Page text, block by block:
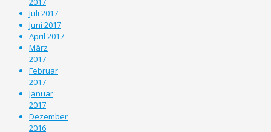
Juli 2017
Juni 2017
April 2017
März
2017
Februar
2017
Januar
2017
Dezember
2016